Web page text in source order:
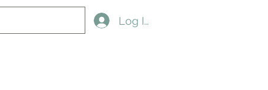
Log In